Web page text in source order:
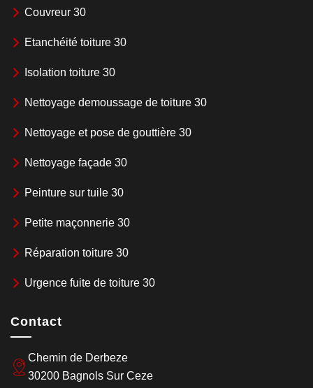
Couvreur 30
Etanchéité toiture 30
Isolation toiture 30
Nettoyage demoussage de toiture 30
Nettoyage et pose de gouttière 30
Nettoyage façade 30
Peinture sur tuile 30
Petite maçonnerie 30
Réparation toiture 30
Urgence fuite de toiture 30
Contact
Chemin de Derbeze
30200 Bagnols Sur Ceze